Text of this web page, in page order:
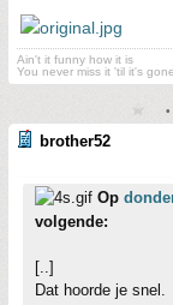
Ain't it funny how it is
You never miss it 'til it's
brother52
Op
volgende:
[..]
Dat hoorde je snel.